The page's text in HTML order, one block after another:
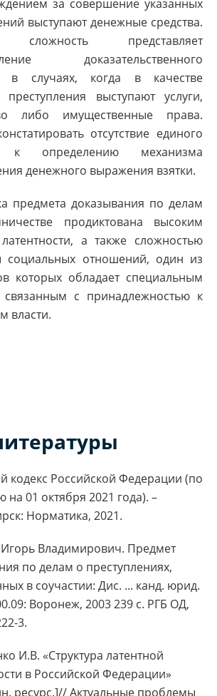
за совершение указанных
выступают денежные средства.
сложность представляет
доказательственного
в случаях, когда в качестве
преступления выступают услуги,
либо имущественные права.
отсутствие единого
к определению механизма
денежного выражения взятки.
предмета доказывания по делам
продиктована высоким
а также сложностью
социальных отношений, один из
которых обладает специальным
связанным с принадлежностью к
власти.
кодекс Российской Федерации (по
на 01 октября 2021 года). –
Норматика, 2021.
Игорь Владимирович. Предмет
по делам о преступлениях,
в соучастии: Дис. ... канд. юрид.
Воронеж, 2003 239 c. РГБ ОД,
3.
И.В. «Структура латентной
в Российской Федерации»
ресурс.]// Актуальные проблемы